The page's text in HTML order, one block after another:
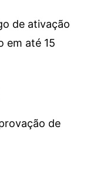
de ativação
em até 15
de